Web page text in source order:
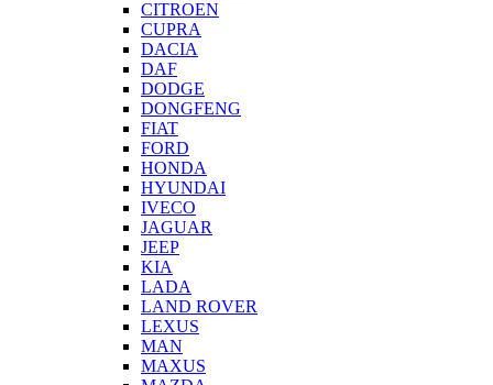
CITROEN
CUPRA
DACIA
DAF
DODGE
DONGFENG
FIAT
FORD
HONDA
HYUNDAI
IVECO
JAGUAR
JEEP
KIA
LADA
LAND ROVER
LEXUS
MAN
MAXUS